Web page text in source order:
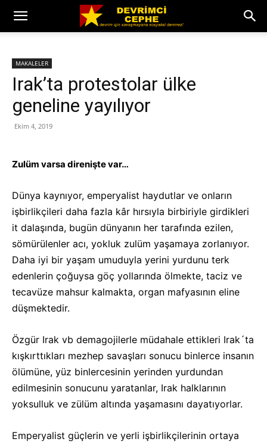
MAKALELER
Irak’ta protestolar ülke
geneline yayılıyor
Ekim 4, 2019
Zulüm varsa direnişte var…
Dünya kaynıyor, emperyalist haydutlar ve onların
işbirlikçileri daha fazla kâr hırsıyla birbiriyle girdikleri
it dalaşında, bugün dünyanın her tarafında ezilen,
sömürülenler acı, yokluk zulüm yaşamaya zorlanıyor.
Daha iyi bir yaşam umuduyla yerini yurdunu terk
edenlerin çoğuysa göç yollarında ölmekte, taciz ve
tecavüze mahsur kalmakta, organ mafyasının eline
düşmektedir.
Özgür Irak vb demagojilerle müdahale ettikleri Irak´ta
kışkırttıkları mezhep savaşları sonucu binlerce insanın
ölümüne, yüz binlercesinin yerinden yurdundan
edilmesinin sonucunu yaratanlar, Irak halklarının
yoksulluk ve zülüm altında yaşamasını dayatıyorlar.
Emperyalist güçlerin ve yerli işbirlikçilerinin ortaya